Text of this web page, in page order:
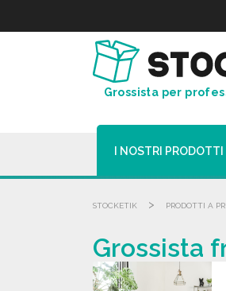
Grossista per
I NOSTRI PRODOTTI
STOCKETIK > PRODOTTI A
Grossista